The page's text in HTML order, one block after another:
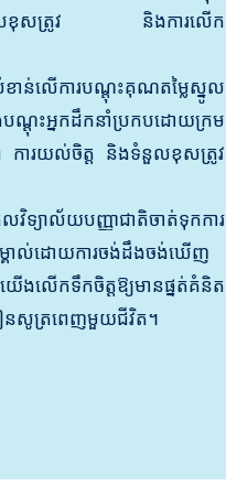
រទទួលខុសត្រូវ និងការលើក
ាន់លើការបណ្តុះគុណតម្លៃស្នូល
ះអ្នកដឹកនាំប្រកបដោយក្រម
ារយល់ចិត្ត និងទំនួលខុសត្រូវ
ាល័យបញ្ញាជាតិចាត់ទុកការ
គាល់ដោយការចង់ដឹងចង់ឃើញ
យើងលើកទឹកចិត្តឱ្យមានផ្នត់គំនិត
នសូត្រពេញមួយជីវិត។